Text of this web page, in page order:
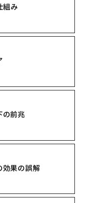
組み
の前兆
効果の誤解